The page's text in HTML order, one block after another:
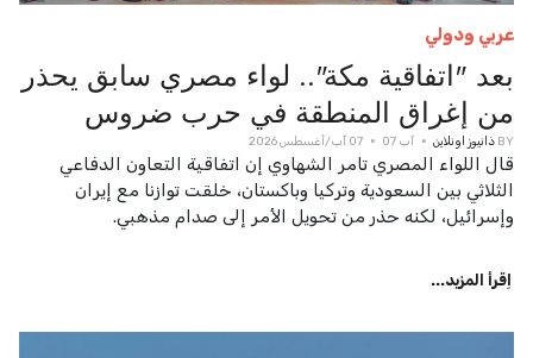
عربي ودولي
بعد "اتفاقية مكة".. لواء مصري سابق يحذر
من إغراق المنطقة في حرب ضروس
BY ذانيوز اونلاين آب 07 07 آب/أغسطس 2026
قال اللواء المصري تامر الشهاوي إن اتفاقية التعاون الدفاعي
الثلاثي بين السعودية وتركيا وباكستان، خلقت توازنا مع إيران
وإسرائيل، لكنه حذر من تحويل الأمر إلى صدام مذهبي.
اِقرأ المزيد...